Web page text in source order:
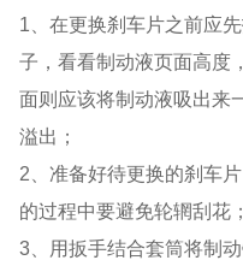
1、在更换刹车片之前应
子，看看制动液页面高度
面则应该将制动液吸出来
溢出；
2、准备好待更换的刹车
的过程中要避免轮辋刮花；
3、用扳手结合套筒将制